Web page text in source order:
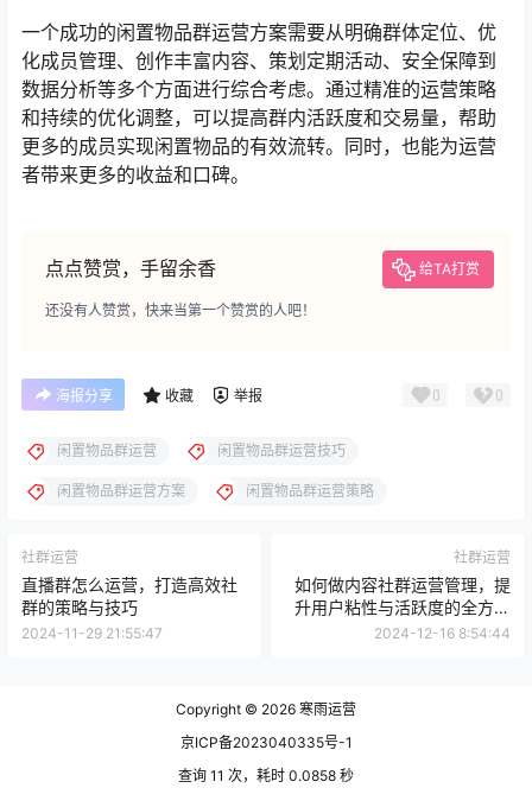
一个成功的闲置物品群运营方案需要从明确群体定位、优
化成员管理、创作丰富内容、策划定期活动、安全保障到
数据分析等多个方面进行综合考虑。通过精准的运营策略
和持续的优化调整，可以提高群内活跃度和交易量，帮助
更多的成员实现闲置物品的有效流转。同时，也能为运营
者带来更多的收益和口碑。
点点赞赏，手留余香 给TA打赏
还没有人赞赏，快来当第一个赞赏的人吧！
海报分享 收藏 举报 0 0
闲置物品群运营 闲置物品群运营技巧
闲置物品群运营方案 闲置物品群运营策略
社群运营
直播群怎么运营，打造高效社
群的策略与技巧
2024-11-29 21:55:47
社群运营
如何做内容社群运营管理，提
升用户粘性与活跃度的全方位
策略
2024-12-16 8:54:44
Copyright © 2026 寒雨运营
京ICP备2023040335号-1
查询 11 次，耗时 0.0858 秒